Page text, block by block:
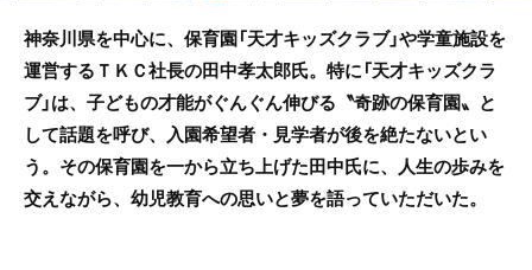
神奈川県を中心に、保育園「天才キッズクラブ」や学童施設を
運営するＴＫＣ社長の田中孝太郎氏。特に「天才キッズクラ
ブ」は、子どもの才能がぐんぐん伸びる〝奇跡の保育園〟と
して話題を呼び、入園希望者・見学者が後を絶たないとい
う。その保育園を一から立ち上げた田中氏に、人生の歩みを
交えながら、幼児教育への思いと夢を語っていただいた。